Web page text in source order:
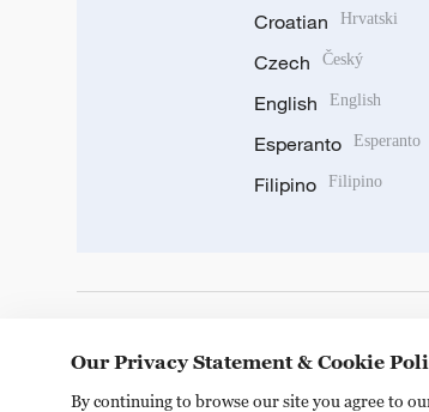
Croatian Hrvatski
Czech Český
English English
Esperanto Esperanto
Filipino Filipino
Our Privacy Statement & Cookie
By continuing to browse our site you agree to